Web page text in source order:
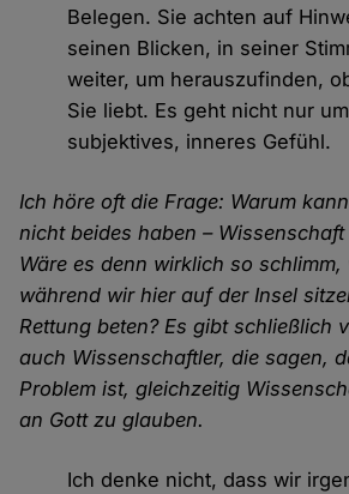
Belegen. Sie achten auf
seinen Blicken, in seiner
weiter, um herauszufinden,
Sie liebt. Es geht nicht nur
subjektives, inneres Gefühl.
Ich höre oft die Frage: Warum
nicht beides haben –
Wäre es denn wirklich so schlimm,
während wir hier auf der Insel
Rettung beten? Es gibt schließlich
auch Wissenschaftler, die sagen,
Problem ist, gleichzeitig
an Gott zu glauben.
Ich denke nicht, dass wir